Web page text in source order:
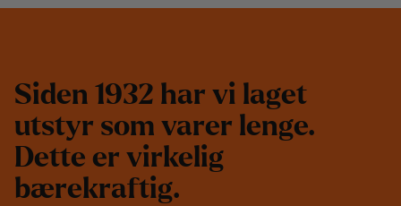
Siden 1932 har vi laget
utstyr som varer lenge.
Dette er virkelig
bærekraftig.